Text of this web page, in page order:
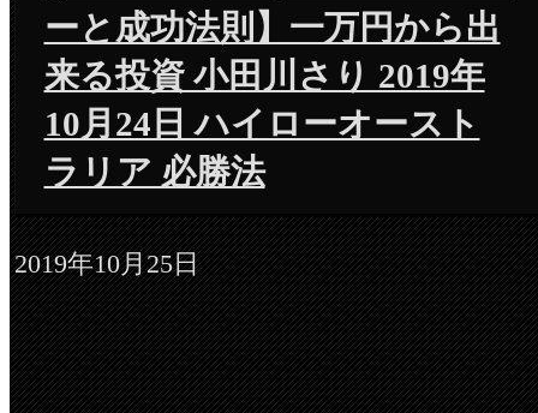
ーと成功法則】一万円から出
来る投資 小田川さり 2019年
10月24日 ハイローオースト
ラリア 必勝法
2019年10月25日